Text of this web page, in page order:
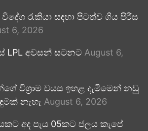
රැකියා සඳහා පිටත්ව ගිය පිරිස
6, 2026
LPL අවසන් සටනට August 6,
විශ්‍රාම වයස ඉහළ දැමීමෙන් නඩු
නැහැ August 6, 2026
අද පැය 05කට ජලය කැපේ